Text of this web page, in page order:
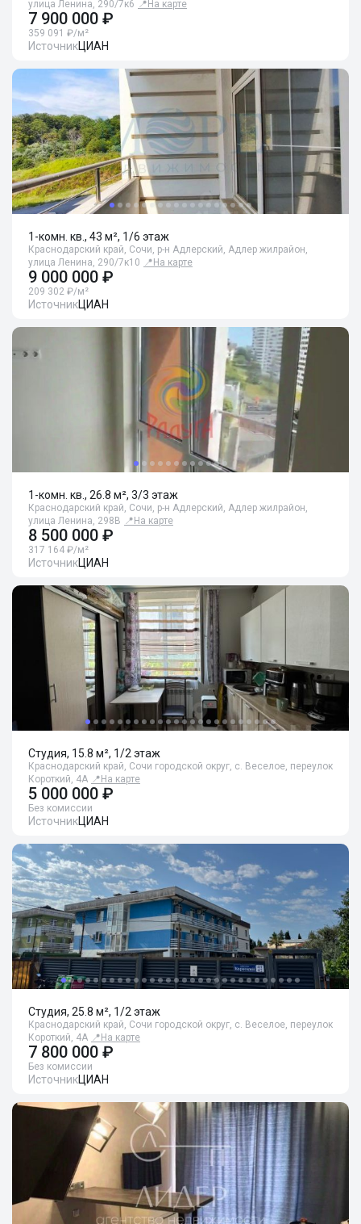
улица Ленина, 290/7к6 📍 На карте
7 900 000 ₽
359 091 ₽/м²
ИсточникЦИАН
1-комн. кв., 43 м², 1/6 этаж
Краснодарский край, Сочи, р-н Адлерский, Адлер жилрайон,
улица Ленина, 290/7к10 📍 На карте
9 000 000 ₽
209 302 ₽/м²
ИсточникЦИАН
1-комн. кв., 26.8 м², 3/3 этаж
Краснодарский край, Сочи, р-н Адлерский, Адлер жилрайон,
улица Ленина, 298В 📍 На карте
8 500 000 ₽
317 164 ₽/м²
ИсточникЦИАН
Студия, 15.8 м², 1/2 этаж
Краснодарский край, Сочи городской округ, с. Веселое, переулок
Короткий, 4А 📍 На карте
5 000 000 ₽
Без комиссии
ИсточникЦИАН
Студия, 25.8 м², 1/2 этаж
Краснодарский край, Сочи городской округ, с. Веселое, переулок
Короткий, 4А 📍 На карте
7 800 000 ₽
Без комиссии
ИсточникЦИАН